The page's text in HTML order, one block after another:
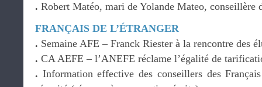
. Robert Matéo, mari de Yolande Mateo, conseillère
FRANÇAIS DE L’ÉTRANGER
. Semaine AFE – Franck Riester à la rencontre des
. CA AEFE – l’ANEFE réclame l’égalité de
. Information effective des conseillers des